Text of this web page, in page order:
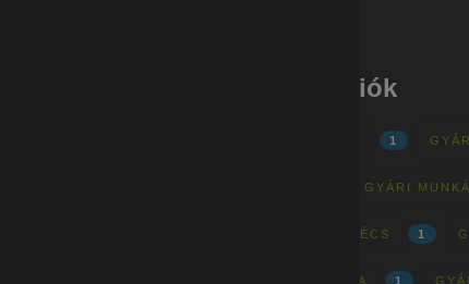
Gyári munkák - régiók
1
GYÁRI
GYÁRI MUNKÁK - CSERKÚT, PÉCS 1
GYÁRI MUNKÁK - BÉKÉSCSABA 1